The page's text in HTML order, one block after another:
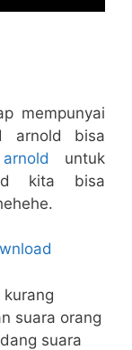
mempunyai
arnold bisa
untuk
kita bisa
suara orang
suara